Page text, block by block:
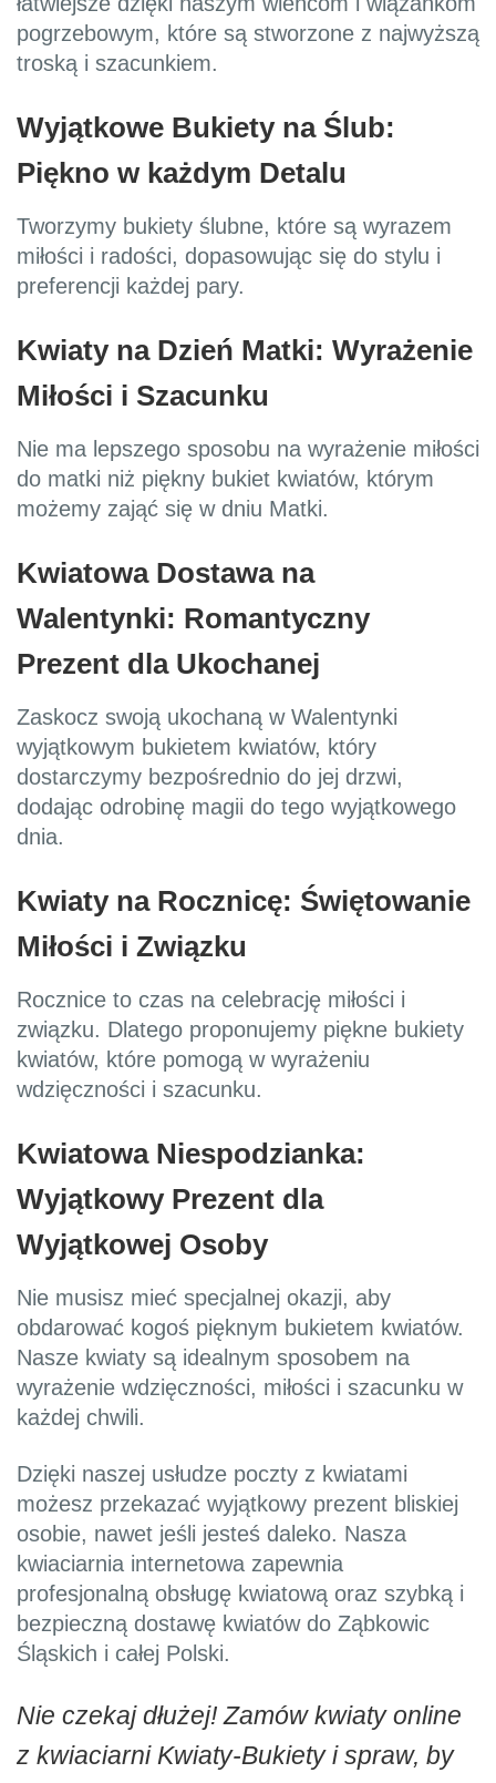
pogrzebowym, które są stworzone z najwyższą
troską i szacunkiem.
Wyjątkowe Bukiety na Ślub:
Piękno w każdym Detalu
Tworzymy bukiety ślubne, które są wyrazem
miłości i radości, dopasowując się do stylu i
preferencji każdej pary.
Kwiaty na Dzień Matki: Wyrażenie
Miłości i Szacunku
Nie ma lepszego sposobu na wyrażenie miłości
do matki niż piękny bukiet kwiatów, którym
możemy zająć się w dniu Matki.
Kwiatowa Dostawa na
Walentynki: Romantyczny
Prezent dla Ukochanej
Zaskocz swoją ukochaną w Walentynki
wyjątkowym bukietem kwiatów, który
dostarczymy bezpośrednio do jej drzwi,
dodając odrobinę magii do tego wyjątkowego
dnia.
Kwiaty na Rocznicę: Świętowanie
Miłości i Związku
Rocznice to czas na celebrację miłości i
związku. Dlatego proponujemy piękne bukiety
kwiatów, które pomogą w wyrażeniu
wdzięczności i szacunku.
Kwiatowa Niespodzianka:
Wyjątkowy Prezent dla
Wyjątkowej Osoby
Nie musisz mieć specjalnej okazji, aby
obdarować kogoś pięknym bukietem kwiatów.
Nasze kwiaty są idealnym sposobem na
wyrażenie wdzięczności, miłości i szacunku w
każdej chwili.
Dzięki naszej usłudze poczty z kwiatami
możesz przekazać wyjątkowy prezent bliskiej
osobie, nawet jeśli jesteś daleko. Nasza
kwiaciarnia internetowa zapewnia
profesjonalną obsługę kwiatową oraz szybką i
bezpieczną dostawę kwiatów do Ząbkowic
Śląskich i całej Polski.
Nie czekaj dłużej! Zamów kwiaty online
z kwiaciarni Kwiaty-Bukiety i spraw, by